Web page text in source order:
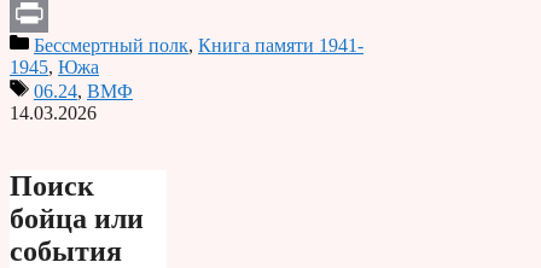
Telegram
PrintБессмертный полк, Книга памяти 1941-
1945, Южа
06.24, ВМФ
14.03.2026
Поиск
бойца или
события